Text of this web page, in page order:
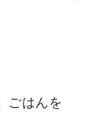
ごはんを